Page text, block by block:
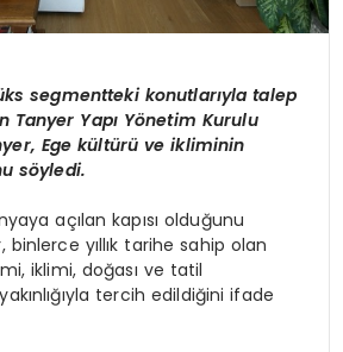
segmentteki konutlarıyla talep
Tanyer Yapı Yönetim Kurulu
, Ege kültürü ve ikliminin
söyledi.
açılan kapısı olduğunu
, binlerce yıllık tarihe sahip olan
iklimi, doğası ve tatil
tercih edildiğini ifade